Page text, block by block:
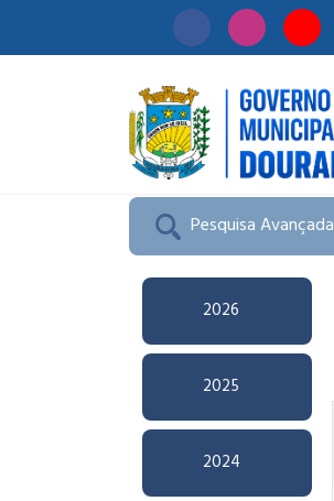
Início / Licitação
Pesquisa Avançada
2026
2025
2024